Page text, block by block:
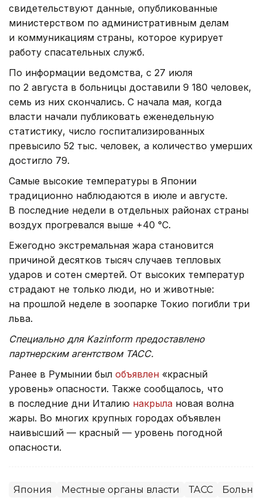
свидетельствуют данные, опубликованные
министерством по административным делам
и коммуникациям страны, которое курирует
работу спасательных служб.
По информации ведомства, с 27 июля
по 2 августа в больницы доставили 9 180 человек,
семь из них скончались. С начала мая, когда
власти начали публиковать еженедельную
статистику, число госпитализированных
превысило 52 тыс. человек, а количество умерших
достигло 79.
Самые высокие температуры в Японии
традиционно наблюдаются в июле и августе.
В последние недели в отдельных районах страны
воздух прогревался выше +40 °C.
Ежегодно экстремальная жара становится
причиной десятков тысяч случаев тепловых
ударов и сотен смертей. От высоких температур
страдают не только люди, но и животные:
на прошлой неделе в зоопарке Токио погибли три
льва.
Специально для Kazinform предоставлено
партнерским агентством ТАСС.
Ранее в Румынии был объявлен «красный
уровень» опасности. Также сообщалось, что
в последние дни Италию накрыла новая волна
жары. Во многих крупных городах объявлен
наивысший — красный — уровень погодной
опасности.
Япония Местные органы власти ТАСС